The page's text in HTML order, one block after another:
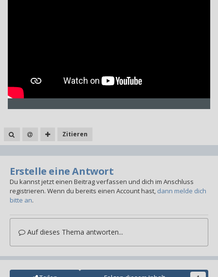
Zitieren
Erstelle eine Antwort
Du kannst jetzt einen Beitrag verfassen und dich im Anschluss
registrieren. Wenn du bereits einen Account hast, dann melde dich
bitte an.
Auf dieses Thema antworten...